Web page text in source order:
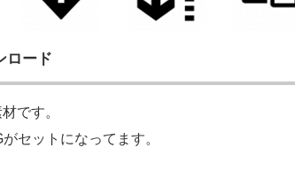
ロード
です。
セットになってます。